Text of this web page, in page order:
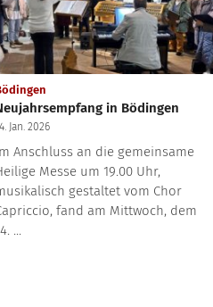
:
in Bödingen
Jan. 2026
Anschluss an die gemeinsame
Messe um 19.00 Uhr,
gestaltet vom Chor
fand am Mittwoch, dem
...